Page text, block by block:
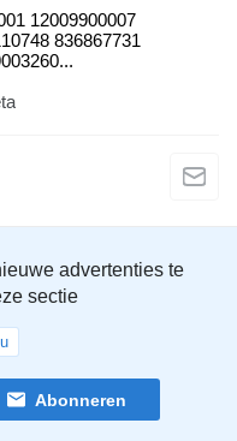
12009900007
836867731
advertenties te
sectie
Abonneren